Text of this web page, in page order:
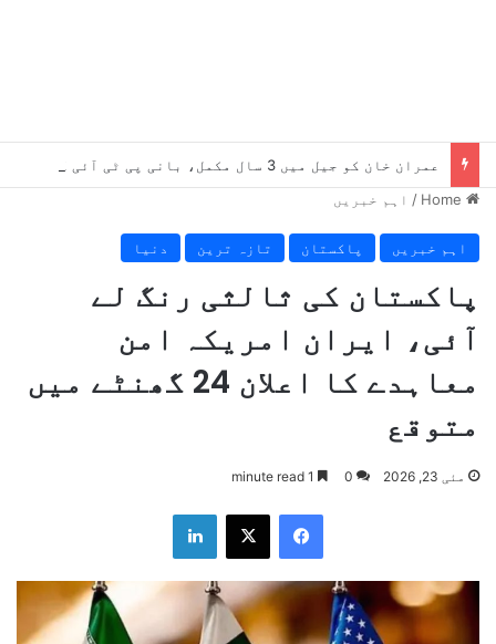
/ اہم خبریں
اہم خبریں پاکستان تازہ ترین دنیا
پاکستان کی ثالثی رنگ لے
آئی، ایران امریکہ امن
معاہدے کا اعلان 24 گھنٹے میں
متوقع
مئی 23, 2026 0